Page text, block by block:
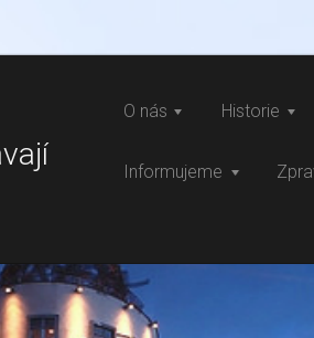
O nás Historie
Informujeme